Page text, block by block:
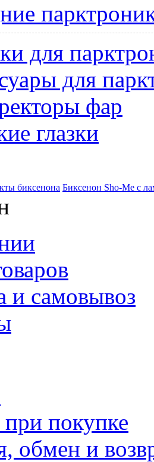
для
для
фар
глазки
биксенона Биксенон Sho-Me с
и самовывоз
покупке
обмен и